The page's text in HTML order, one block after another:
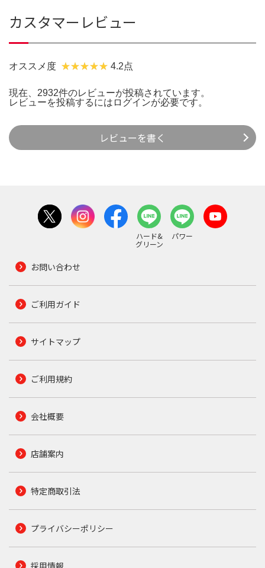
カスタマーレビュー
オススメ度 4.2点
現在、2932件のレビューが投稿されています。
レビューを投稿するには ログインが必要です。
レビューを書く
ハード&
グリーン
パワー
お問い合わせ
ご利用ガイド
サイトマップ
ご利用規約
会社概要
店舗案内
特定商取引法
プライバシーポリシー
採用情報